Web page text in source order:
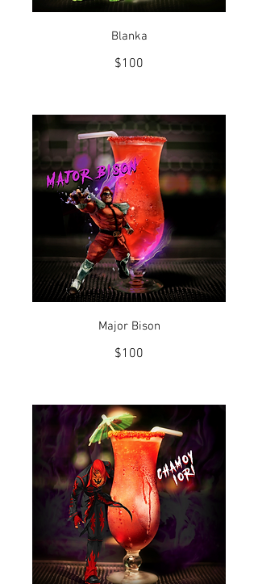
Blanka
$100
Major Bison
$100